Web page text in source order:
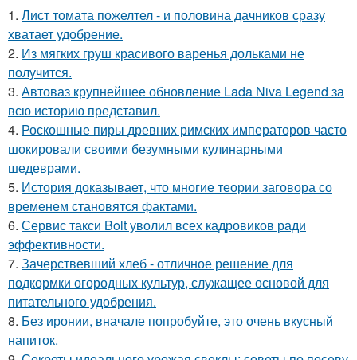
1. Лист томата пожелтел - и половина дачников сразу
хватает удобрение.
2. Из мягких груш красивого варенья дольками не
получится.
3. Автоваз крупнейшее обновление Lada Niva Legend за
всю историю представил.
4. Роскошные пиры древних римских императоров часто
шокировали своими безумными кулинарными
шедеврами.
5. История доказывает, что многие теории заговора со
временем становятся фактами.
6. Сервис такси Bolt уволил всех кадровиков ради
эффективности.
7. Зачерствевший хлеб - отличное решение для
подкормки огородных культур, служащее основой для
питательного удобрения.
8. Без иронии, вначале попробуйте, это очень вкусный
напиток.